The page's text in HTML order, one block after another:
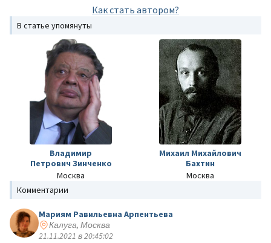
Как стать автором?
В статье упомянуты
Владимир
Петрович Зинченко
Москва
Михаил Михайлович
Бахтин
Москва
Комментарии
Мариям Равильевна Арпентьева
Калуга, Москва
21.11.2021 в 20:45:02